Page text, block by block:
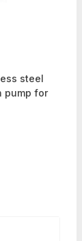
steel
pump for